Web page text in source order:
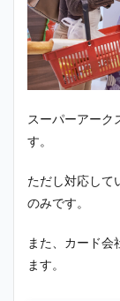
スーパーアーク
す。
ただし対応して
のみです。
また、カード会
ます。